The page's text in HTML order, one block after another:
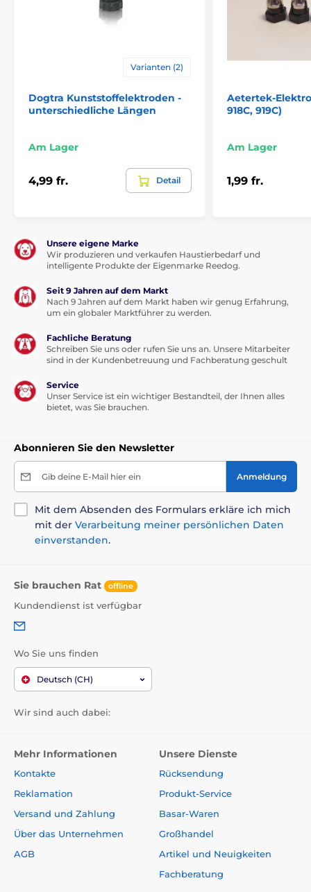
Varianten (2)
Dogtra Kunststoffelektroden -
unterschiedliche Längen
Am Lager
4,99 fr. Detail
Aetertek-
918C, 919C)
Am Lager
1,99 fr.
Unsere eigene Marke
Wir produzieren und verkaufen Haustierbedarf und
intelligente Produkte der Eigenmarke Reedog.
Seit 9 Jahren auf dem Markt
Nach 9 Jahren auf dem Markt haben wir genug Erfahrung,
um ein globaler Marktführer zu werden.
Fachliche Beratung
Schreiben Sie uns oder rufen Sie uns an. Unsere Mitarbeiter
sind in der Kundenbetreuung und Fachberatung geschult
Service
Unser Service ist ein wichtiger Bestandteil, der Ihnen alles
bietet, was Sie brauchen.
Abonnieren Sie den Newsletter
Gib deine E-Mail hier ein Anmeldung
Mit dem Absenden des Formulars erkläre ich mich
mit der Verarbeitung meiner persönlichen Daten
einverstanden.
Sie brauchen Rat offline
Kundendienst ist verfügbar
Wo Sie uns finden
Deutsch (CH)
Wir sind auch dabei:
Mehr Informationen
Kontakte
Reklamation
Versand und Zahlung
Über das Unternehmen
AGB
Unsere Dienste
Rücksendung
Produkt-Service
Basar-Waren
Großhandel
Artikel und Neuigkeiten
Fachberatung